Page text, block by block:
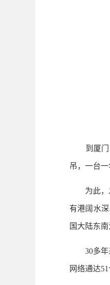
到厦门工
吊，一台
为此，发
有港阔水
国大陆东
30多年来
网络通达